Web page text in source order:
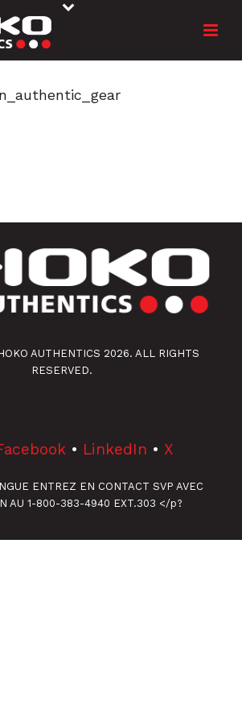
AUTHENTICS 2026. ALL RIGHTS
RESERVED.
• LinkedIn •X
ENTREZ EN CONTACT SVP AVEC
AU 1-800-383-4940 EXT.303 </p?